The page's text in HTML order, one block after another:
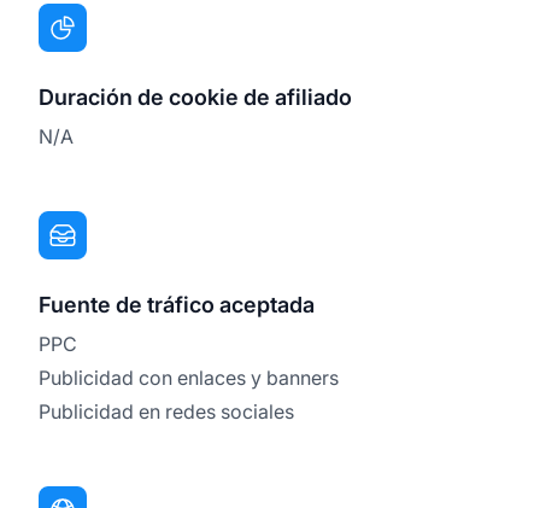
Duración de cookie de afiliado
N/A
Fuente de tráfico aceptada
PPC
Publicidad con enlaces y banners
Publicidad en redes sociales